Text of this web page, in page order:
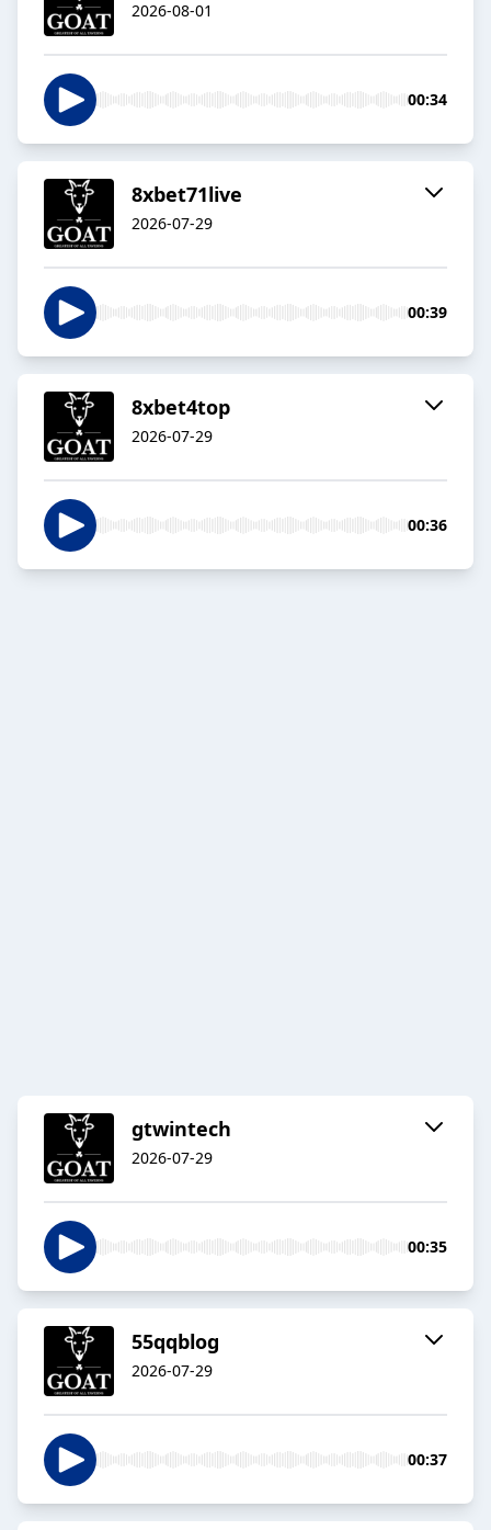
2026-08-01
00:34
8xbet71live
2026-07-29
00:39
8xbet4top
2026-07-29
00:36
gtwintech
2026-07-29
00:35
55qqblog
2026-07-29
00:37